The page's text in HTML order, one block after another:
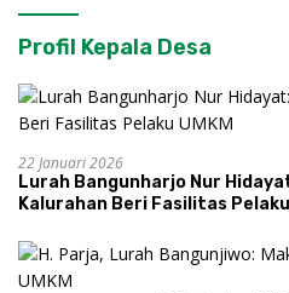
Profil Kepala Desa
22 Januari 2026
Lurah Bangunharjo Nur
Kalurahan Beri Fasilitas Pelaku